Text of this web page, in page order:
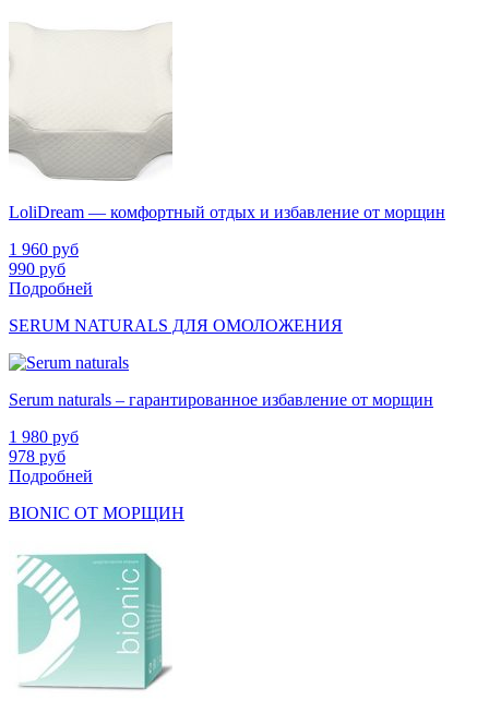
LoliDream — комфортный отдых и избавление от морщин
1 960 руб
990 руб
Подробней
SERUM NATURALS ДЛЯ ОМОЛОЖЕНИЯ
Serum naturals – гарантированное избавление от морщин
1 980 руб
978 руб
Подробней
BIONIC ОТ МОРЩИН